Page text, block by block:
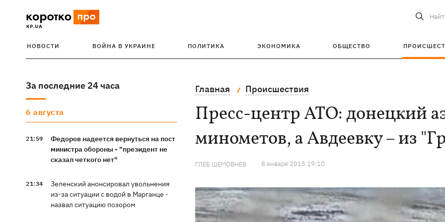
НОВОСТИ ВОЙНА В УКРАИНЕ ПОЛИТИКА ЭКОНОМИКА ОБЩЕСТВО
За последние 24 часа
6 августа
21:59
Федоров надеется вернуться на пост
министра обороны - "президент не
сказал четкого нет"
21:34
Зеленский анонсировал увольнения
из-за ситуации с водой в Марганце -
назвал ситуацию позором
Главная Происшествия
Пресс-центр АТО: донецкий
минометов, а Авдеевку – из
ГЛЕБ ШЕМОВНЕВ 8 января 2015 19:10